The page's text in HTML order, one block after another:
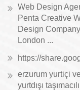
Web Design
Penta Creative
Design Company
London ...
https://
erzurum yurtiçi ve
yurtdışı